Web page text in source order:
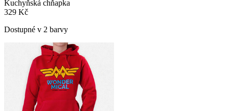
Kuchyňská chňapka
329 Kč
Dostupné v 2 barvy